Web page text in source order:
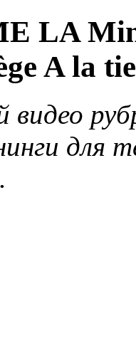
LA
A la
видео
для